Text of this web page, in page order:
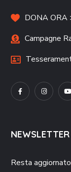
DONA ORA
Campagne
NEWSLETTER
Resta